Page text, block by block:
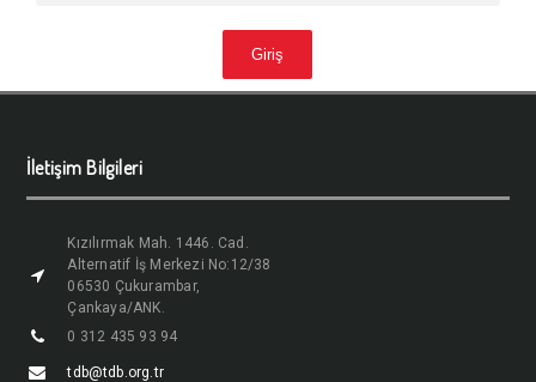
İletişim Bilgileri
Kızılırmak Mah. 1446. Cad.
Alternatif İş Merkezi No:12/38
06530 Çukurambar,
Çankaya/ANK.
0 312 435 93 94
tdb@tdb.org.tr